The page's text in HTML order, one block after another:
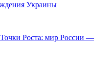
Украины
Роста: мир России —